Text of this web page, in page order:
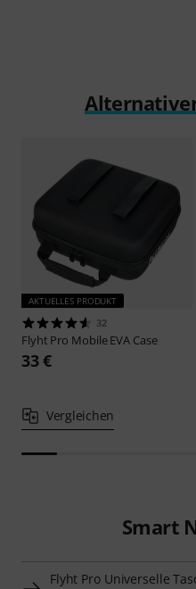
AKTUELLES PRODUKT
32
Flyht Pro Mobile EVA Case
33 €
Vergleichen
Smart
Flyht Pro Universelle